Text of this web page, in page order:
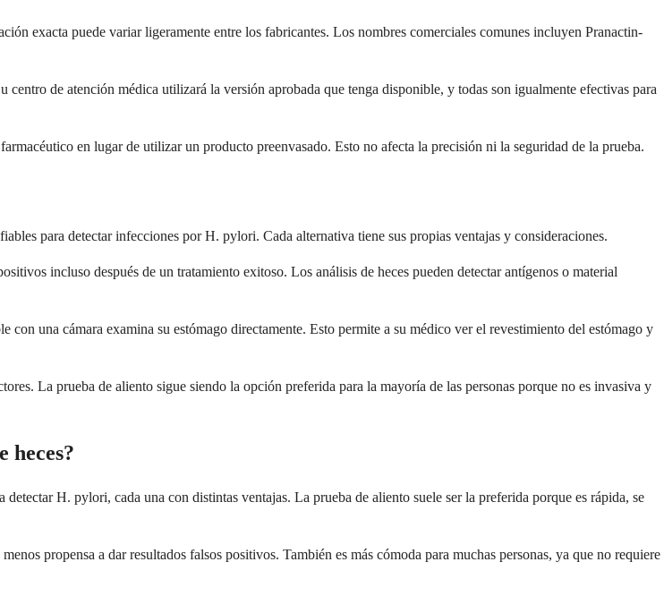
exacta puede variar ligeramente entre los fabricantes. Los nombres comerciales comunes incluyen Pranactin-
de atención médica utilizará la versión aprobada que tenga disponible, y todas son igualmente efectivas para
en lugar de utilizar un producto preenvasado. Esto no afecta la precisión ni la seguridad de la prueba.
para detectar infecciones por H. pylori. Cada alternativa tiene sus propias ventajas y consideraciones.
incluso después de un tratamiento exitoso. Los análisis de heces pueden detectar antígenos o material
una cámara examina su estómago directamente. Esto permite a su médico ver el revestimiento del estómago y
La prueba de aliento sigue siendo la opción preferida para la mayoría de las personas porque no es invasiva y
heces?
H. pylori, cada una con distintas ventajas. La prueba de aliento suele ser la preferida porque es rápida, se
propensa a dar resultados falsos positivos. También es más cómoda para muchas personas, ya que no requiere